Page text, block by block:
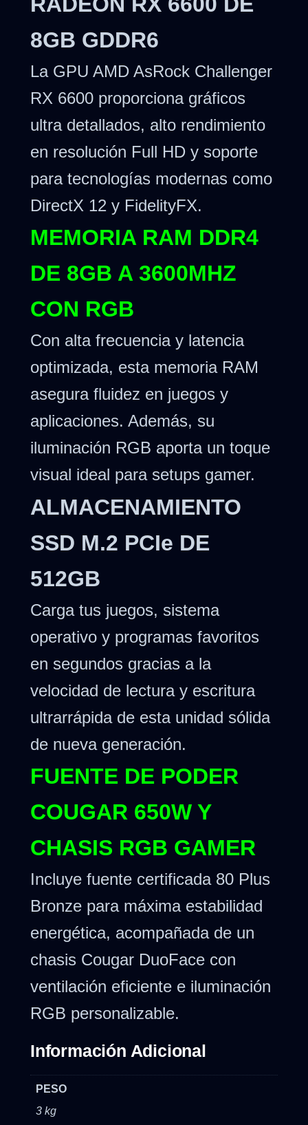
8GB GDDR6
La GPU AMD AsRock Challenger
RX 6600 proporciona gráficos
ultra detallados, alto rendimiento
en resolución Full HD y soporte
para tecnologías modernas como
DirectX 12 y FidelityFX.
MEMORIA RAM DDR4
DE 8GB A 3600MHZ
CON RGB
Con alta frecuencia y latencia
optimizada, esta memoria RAM
asegura fluidez en juegos y
aplicaciones. Además, su
iluminación RGB aporta un toque
visual ideal para setups gamer.
ALMACENAMIENTO
SSD M.2 PCIe DE
512GB
Carga tus juegos, sistema
operativo y programas favoritos
en segundos gracias a la
velocidad de lectura y escritura
ultrarrápida de esta unidad sólida
de nueva generación.
FUENTE DE PODER
COUGAR 650W Y
CHASIS RGB GAMER
Incluye fuente certificada 80 Plus
Bronze para máxima estabilidad
energética, acompañada de un
chasis Cougar DuoFace con
ventilación eficiente e iluminación
RGB personalizable.
Información Adicional
PESO
3 kg